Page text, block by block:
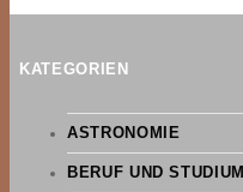
KATEGORIEN
ASTRONOMIE
BERUF UND STUDIUM